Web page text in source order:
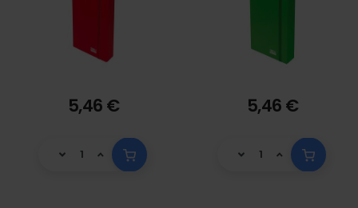
5,46 € 5,46 €